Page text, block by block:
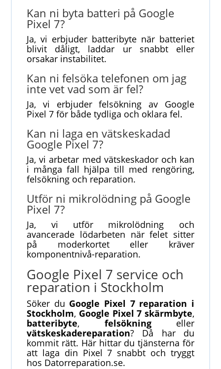
Kan ni byta batteri på Google
Pixel 7?
Ja, vi erbjuder batteribyte när batteriet
blivit dåligt, laddar ur snabbt eller
orsakar instabilitet.
Kan ni felsöka telefonen om jag
inte vet vad som är fel?
Ja, vi erbjuder felsökning av Google
Pixel 7 för både tydliga och oklara fel.
Kan ni laga en vätskeskadad
Google Pixel 7?
Ja, vi arbetar med vätskeskador och kan
i många fall hjälpa till med rengöring,
felsökning och reparation.
Utför ni mikrolödning på Google
Pixel 7?
Ja, vi utför mikrolödning och
avancerade lödarbeten när felet sitter
på moderkortet eller kräver
komponentnivå-reparation.
Google Pixel 7 service och
reparation i Stockholm
Söker du Google Pixel 7 reparation i
Stockholm, Google Pixel 7 skärmbyte,
batteribyte, felsökningeller
vätskeskadereparation? Då har du
kommit rätt. Här hittar du tjänsterna för
att laga din Pixel 7 snabbt och tryggt
hos Datorreparation.se.